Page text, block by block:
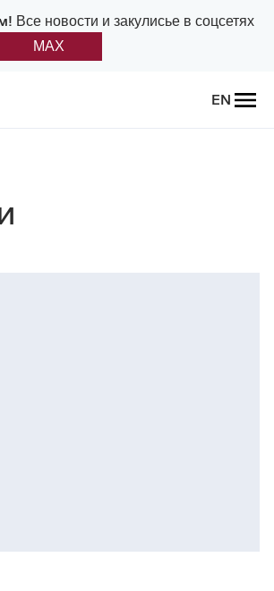
Все новости и закулисье в соцсетях
MAX
EN
фестивале